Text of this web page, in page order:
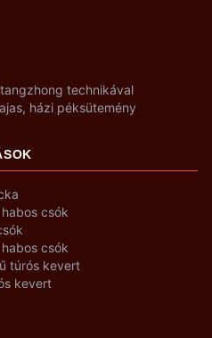
technikával
házi péksütemény
habos csók
habos csók
túrós kevert
kevert